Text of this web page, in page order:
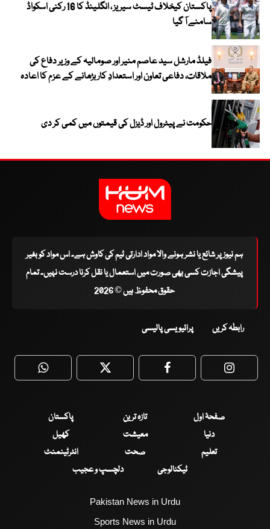
پاکستان کیخلاف ٹیسٹ سیریز ، انگلینڈ کا 16 رکنی اسکواڈ
سامنے آ گیا
فیلڈ مارشل سید عاصم منیر اور صومالیہ کے وزیر دفاع کی
ملاقات، دفاعی تعاون اور استعدادِ کار بڑھانے کے عزم کا اعادہ
حکومت نے پیٹرول اور ڈیزل کی قیمتوں میں کمی کر دی
ہم نیوز پر شائع یا نشر ہونے والا مواد ادارتی ٹیم کی کاوش ہے۔ اس مواد کو بغیر
پیشگی اجازت کسی بھی صورت میں استعمال یا نقل کرنا درست نہیں۔ تمام
حقوق محفوظ ہیں © 2026
رابطہ کریں پرائیویسی پالیسی
WhatsApp Twitter Facebook
صفحۂ اول تازہ ترین
پاکستان
دنیا
معیشت
کھیل
تعلیم
صحت
انٹرٹینمنٹ
ٹیکنالوجی
دلچسپ و عجیب
Pakistan News in Urdu
Sports News in Urdu